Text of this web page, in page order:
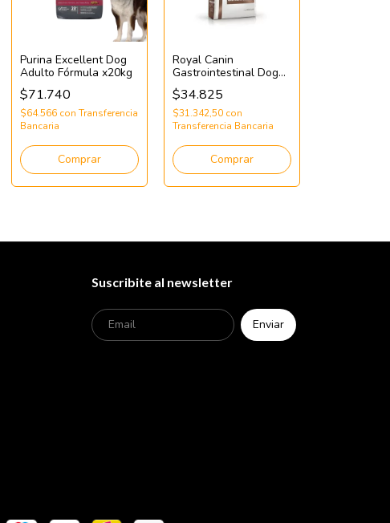
Purina Excellent Dog
Adulto Fórmula x20kg
$71.740
$64.566 con Transferencia
Bancaria
Comprar
Royal Canin
Gastrointestinal Dog
x2kg
$34.825
$31.342,50 con
Transferencia Bancaria
Comprar
Suscribite al newsletter